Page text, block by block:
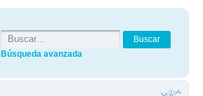
Búsqueda avanzada